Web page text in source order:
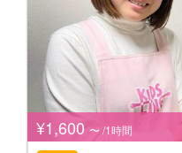
¥1,600 〜 /1時間